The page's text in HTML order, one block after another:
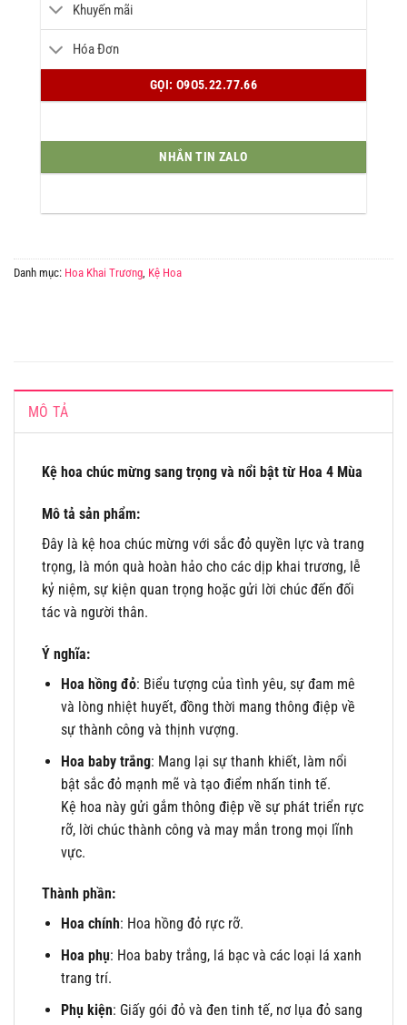
Khuyến mãi
Hóa Đơn
GỌI: O9O5.22.77.66
NHẮN TIN ZALO
Danh mục: Hoa Khai Trương Kệ Hoa
MÔ TẢ
Kệ hoa chúc mừng sang trọng và nổi bật từ Hoa 4 Mùa
Mô tả sản phẩm:
Đây là kệ hoa chúc mừng với sắc đỏ quyền lực và trang
trọng, là món quà hoàn hảo cho các dịp khai trương, lễ
kỷ niệm, sự kiện quan trọng hoặc gửi lời chúc đến đối
tác và người thân.
Ý nghĩa:
Hoa hồng đỏ: Biểu tượng của tình yêu, sự đam mê
và lòng nhiệt huyết, đồng thời mang thông điệp về
sự thành công và thịnh vượng.
Hoa baby trắng: Mang lại sự thanh khiết, làm nổi
bật sắc đỏ mạnh mẽ và tạo điểm nhấn tinh tế.
Kệ hoa này gửi gắm thông điệp về sự phát triển rực
rỡ, lời chúc thành công và may mắn trong mọi lĩnh
vực.
Thành phần:
Hoa chính: Hoa hồng đỏ rực rỡ.
Hoa phụ: Hoa baby trắng, lá bạc và các loại lá xanh
trang trí.
Phụ kiện: Giấy gói đỏ và đen tinh tế, nơ lụa đỏ sang